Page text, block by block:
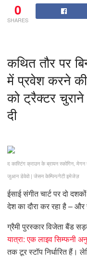
0
SHARES
कथित तौर पर
में प्रवेश करने
को ट्रैक्टर
दी
द कास्टिंग क्राउन के ब्रायन स्कोगिन,
जुआन डेवेवो| जेसन केम्पिन/गेटी इमेजेज़
ईसाई संगीत चार्ट पर दो
देश का दौरा कर रहा है –
ग्रैमी पुरस्कार विजेता बैंड
यात्रा: एक लाइव सिम्फनी
तक टूर स्टॉप निर्धारित हैं।